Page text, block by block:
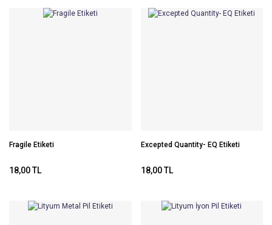
Fragile Etiketi
18,00 TL
Excepted Quantity- EQ Etiketi
18,00 TL